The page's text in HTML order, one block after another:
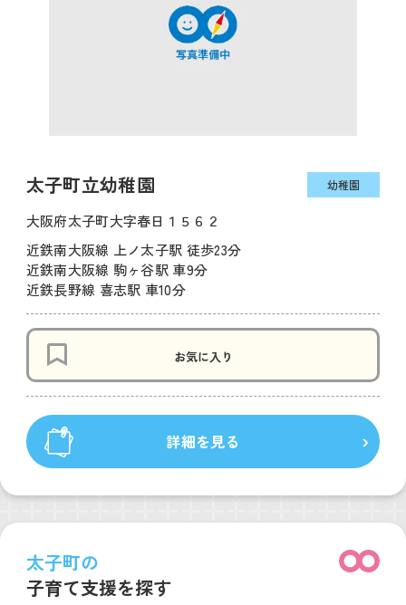
太子町立幼稚園 幼稚園
大阪府太子町大字春日１５６２
近鉄南大阪線 上ノ太子駅 徒歩23分
近鉄南大阪線 駒ヶ谷駅 車9分
近鉄長野線 喜志駅 車10分
お気に入り
詳細を見る
太子町の
子育て支援を探す